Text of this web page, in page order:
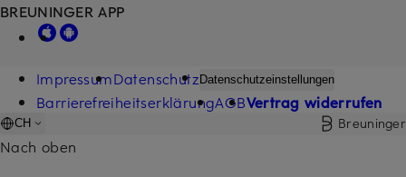
BREUNINGER APP
ImpressumDatenschutzDatenschutzeinstellungen
BarrierefreiheitserklärungAGBVertrag widerrufen
CH Breuninger
Nach oben